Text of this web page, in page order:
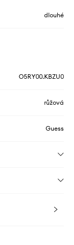
dlouhé
O5RY00.KBZU0
růžová
Guess